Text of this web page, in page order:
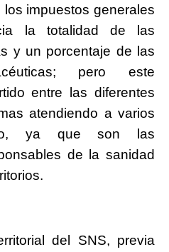
impuestos generales
la totalidad de las
y un porcentaje de las
pero este
entre las diferentes
atendiendo a varios
ya que son las
de la sanidad
del SNS, previa